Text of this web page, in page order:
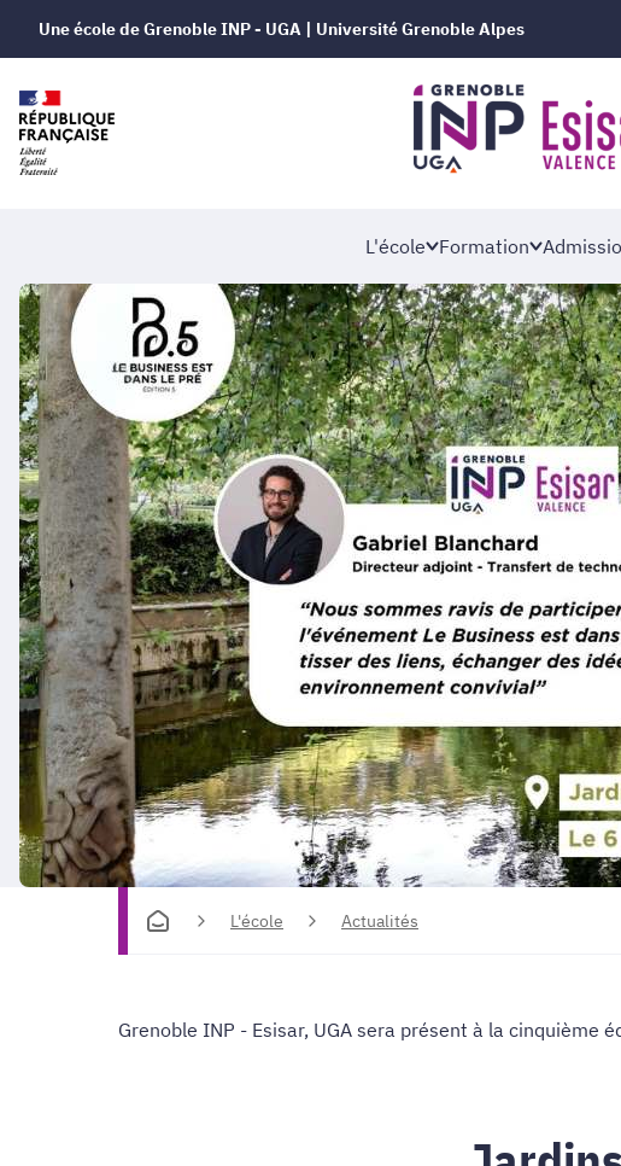
Une école de Grenoble INP - UGA | Université Grenoble Alpes
L'école Formation
L'école Actualités
Grenoble INP - Esisar, UGA sera présent à la cinquième